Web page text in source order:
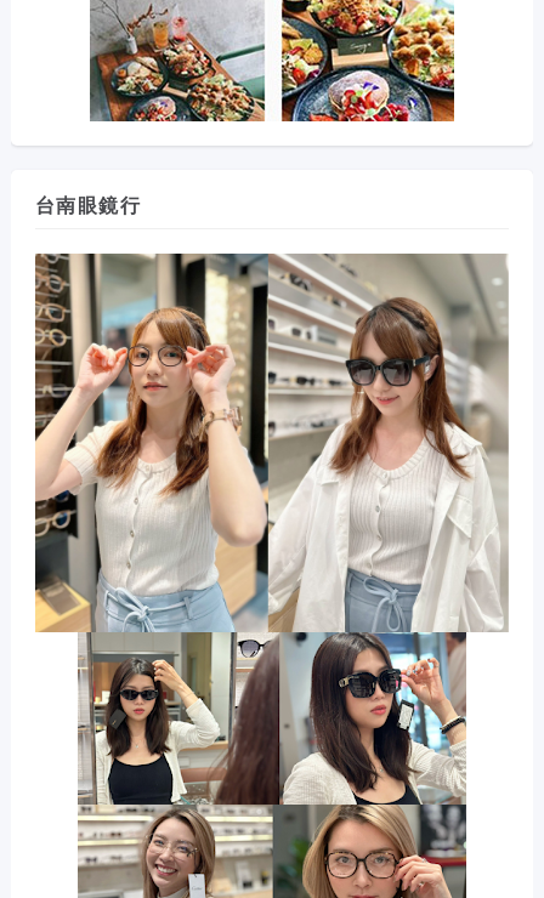
台南眼鏡行